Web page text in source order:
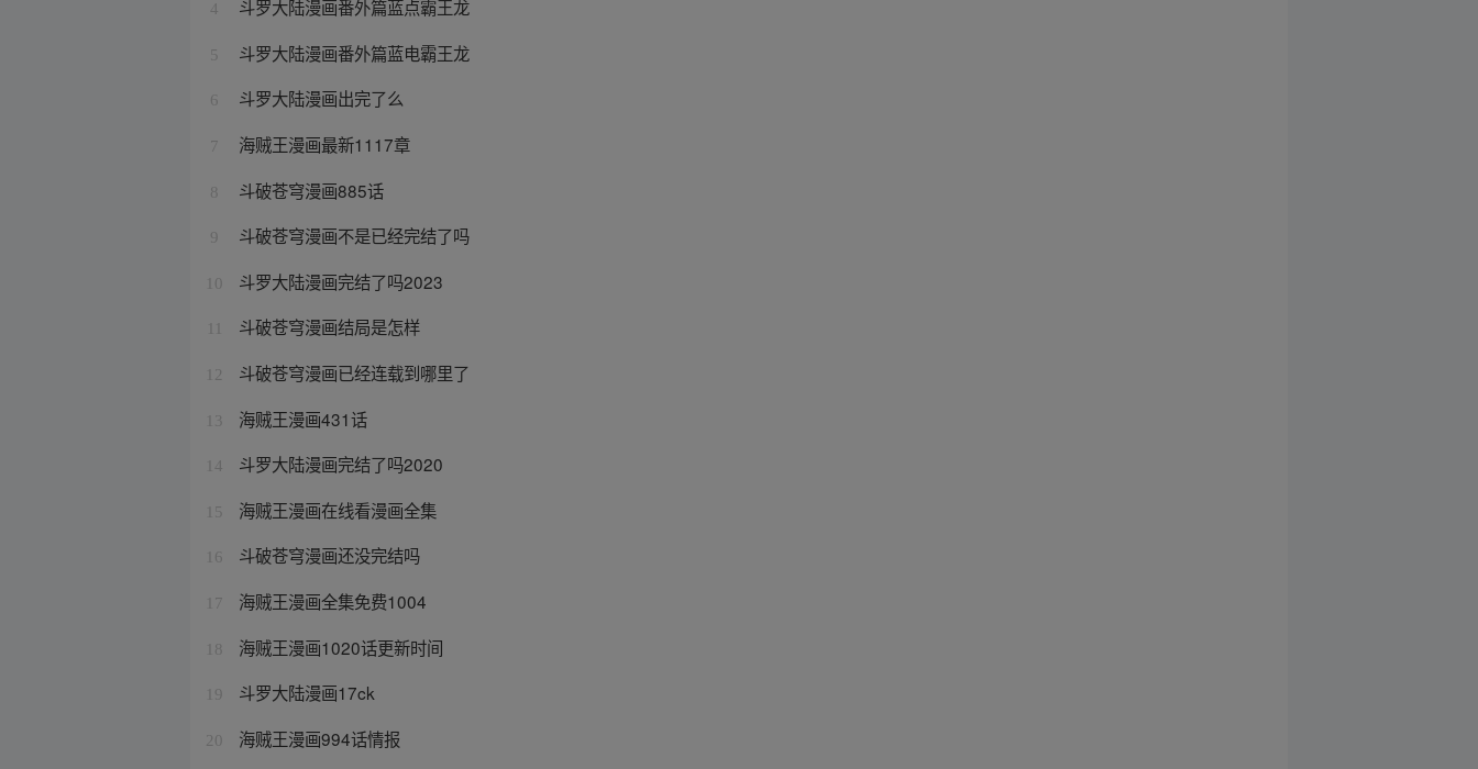
4 斗罗大陆漫画番外篇蓝点霸王龙
5 斗罗大陆漫画番外篇蓝电霸王龙
6 斗罗大陆漫画出完了么
7 海贼王漫画最新1117章
8 斗破苍穹漫画885话
9 斗破苍穹漫画不是已经完结了吗
10 斗罗大陆漫画完结了吗2023
斗破苍穹漫画结局是怎样
12 斗破苍穹漫画已经连载到哪里了
13 海贼王漫画431话
14 斗罗大陆漫画完结了吗2020
15 海贼王漫画在线看漫画全集
16 斗破苍穹漫画还没完结吗
17 海贼王漫画全集免费1004
18 海贼王漫画1020话更新时间
19 斗罗大陆漫画17ck
20 海贼王漫画994话情报